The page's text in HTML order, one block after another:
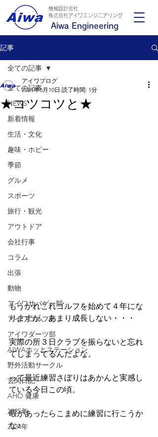
Aiwa Engineering
機械設計会社
​株式会社アイワエンジニアリング
記事
全ての記事
NEWS
新着情報
生活・文化
趣味・ホビー
季節
グルメ
スポーツ
旅行・観光
アウトドア
会社行事
コラム
出張
動物
アイワサバゲー部
アイワゴルフ部
アイワダーツ部
AIWAホッとステーション
野外活動サークル
玄関日記
AHO 健康
2025年
2024年
全ての記事
★コツコツと★
アイワブログ
2021年6月10日 読了時間: 1分
もうかれこれゴルフを始めて４年にな
りますが、あまり成長しない・・・
実際の所３日クラブを振らないと忘れ
てしまってるんだよな。
って最近練習さぼりはあかんと実感し
ている今日この頃。
暇があったらこまめに練習に行こうか
な♪